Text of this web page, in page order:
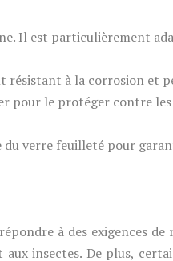
Il est particulièrement
résistant à la corrosion et
pour le protéger contre
verre feuilleté pour
à des exigences de
insectes. De plus,